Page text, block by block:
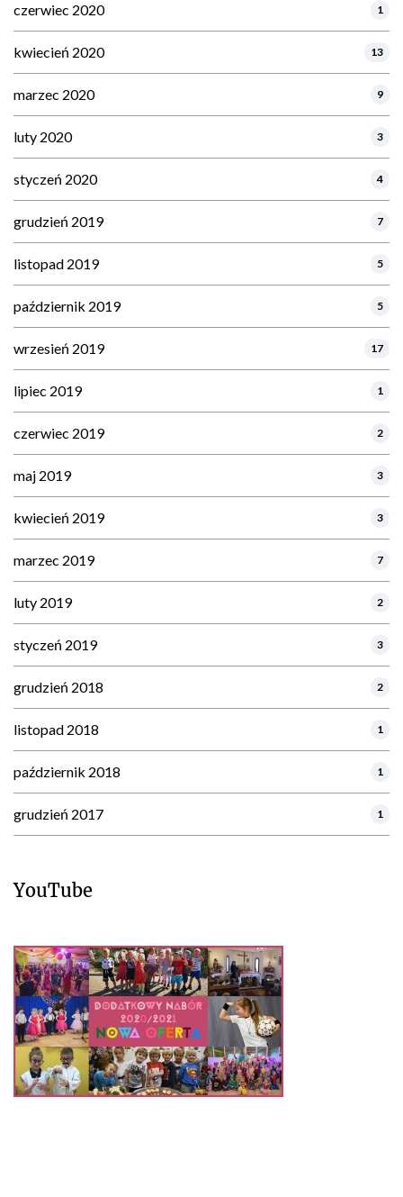
czerwiec 2020 1
kwiecień 2020 13
marzec 2020 9
luty 2020 3
styczeń 2020 4
grudzień 2019 7
listopad 2019 5
październik 2019 5
wrzesień 2019 17
lipiec 2019 1
czerwiec 2019 2
maj 2019 3
kwiecień 2019 3
marzec 2019 7
luty 2019 2
styczeń 2019 3
grudzień 2018 2
listopad 2018 1
październik 2018 1
grudzień 2017 1
YouTube